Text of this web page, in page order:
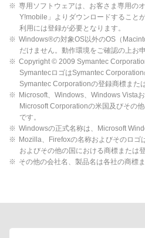
※ 専用ソフトウェアは、お客さま専用の
Y!mobile」よりダウンロードすること
利用には登録が必要となります。
※ Windows®の対象OS以外のOS（
だけません。動作環境をご確認の上お
※ Copyright © 2009 Symantec
SymantecロゴはSymantec
Symantec Corporationの登録商標また
※ Microsoft、Windows、Windows Vista
Microsoft Corporationの米国及びその
です。
※ Windowsの正式名称は、Microsoft
※ Mozilla、Firefoxの名称およびそのロ
およびその他の国における商標または
※ その他の会社名、製品名は各社の商標